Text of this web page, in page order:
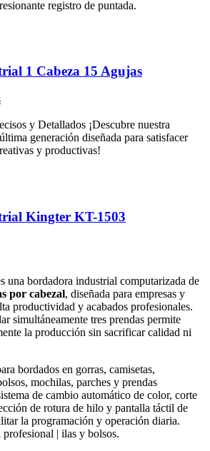
registro de puntada.
1 Cabeza 15 Agujas
y Detallados ¡Descubre nuestra
generación diseñada para satisfacer
y productivas!
Kingter KT-1503
una bordadora industrial computarizada de
por cabezal, diseñada para empresas y
productividad y acabados profesionales.
simultáneamente tres prendas permite
la producción sin sacrificar calidad ni
bordados en gorras, camisetas,
mochilas, parches y prendas
de cambio automático de color, corte
de rotura de hilo y pantalla táctil de
la programación y operación diaria.
| ilas y bolsos.